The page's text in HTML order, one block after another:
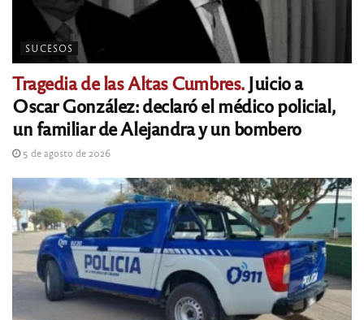
SUCESOS
Tragedia de las Altas Cumbres.Juicio a
Oscar González: declaró el médico policial,
un familiar de Alejandra y un bombero
5 de agosto de 2026